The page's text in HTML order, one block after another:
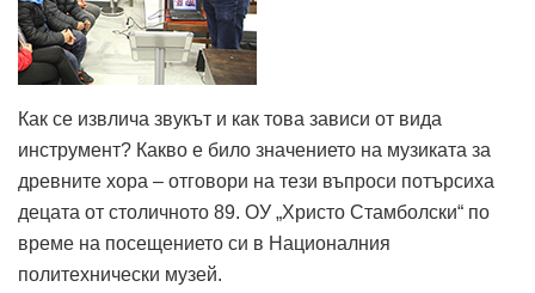
Как се извлича звукът и как това зависи от вида
инструмент? Какво е било значението на музиката за
древните хора – отговори на тези въпроси потърсиха
децата от столичното 89. ОУ „Христо Стамболски“ по
време на посещението си в Националния
политехнически музей.